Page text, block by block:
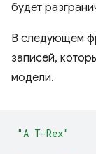
будет
В следующем
записей,
модели.
"A T-Rex"